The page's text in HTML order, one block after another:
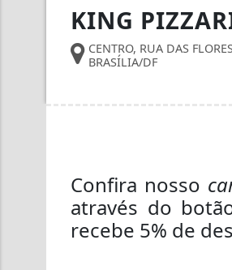
KING
CENTRO, RUA DAS
BRASÍLIA/DF
Confira nosso
através do
recebe 5% de